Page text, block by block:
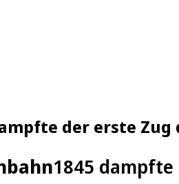
der erste
1845